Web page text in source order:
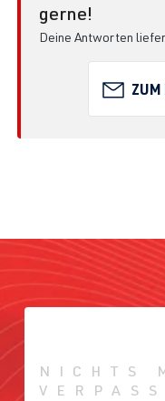
gerne!
Deine Antworten
NICHTS